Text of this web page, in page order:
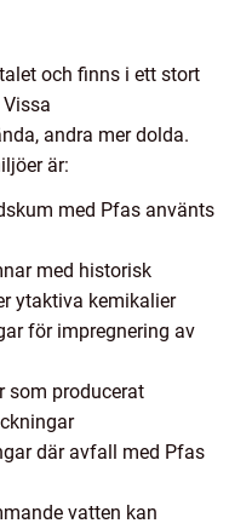
och finns i ett stort
andra mer dolda.
är:
med Pfas använts
med historisk
ytaktiva kemikalier
för impregnering av
som producerat
där avfall med Pfas
vatten kan